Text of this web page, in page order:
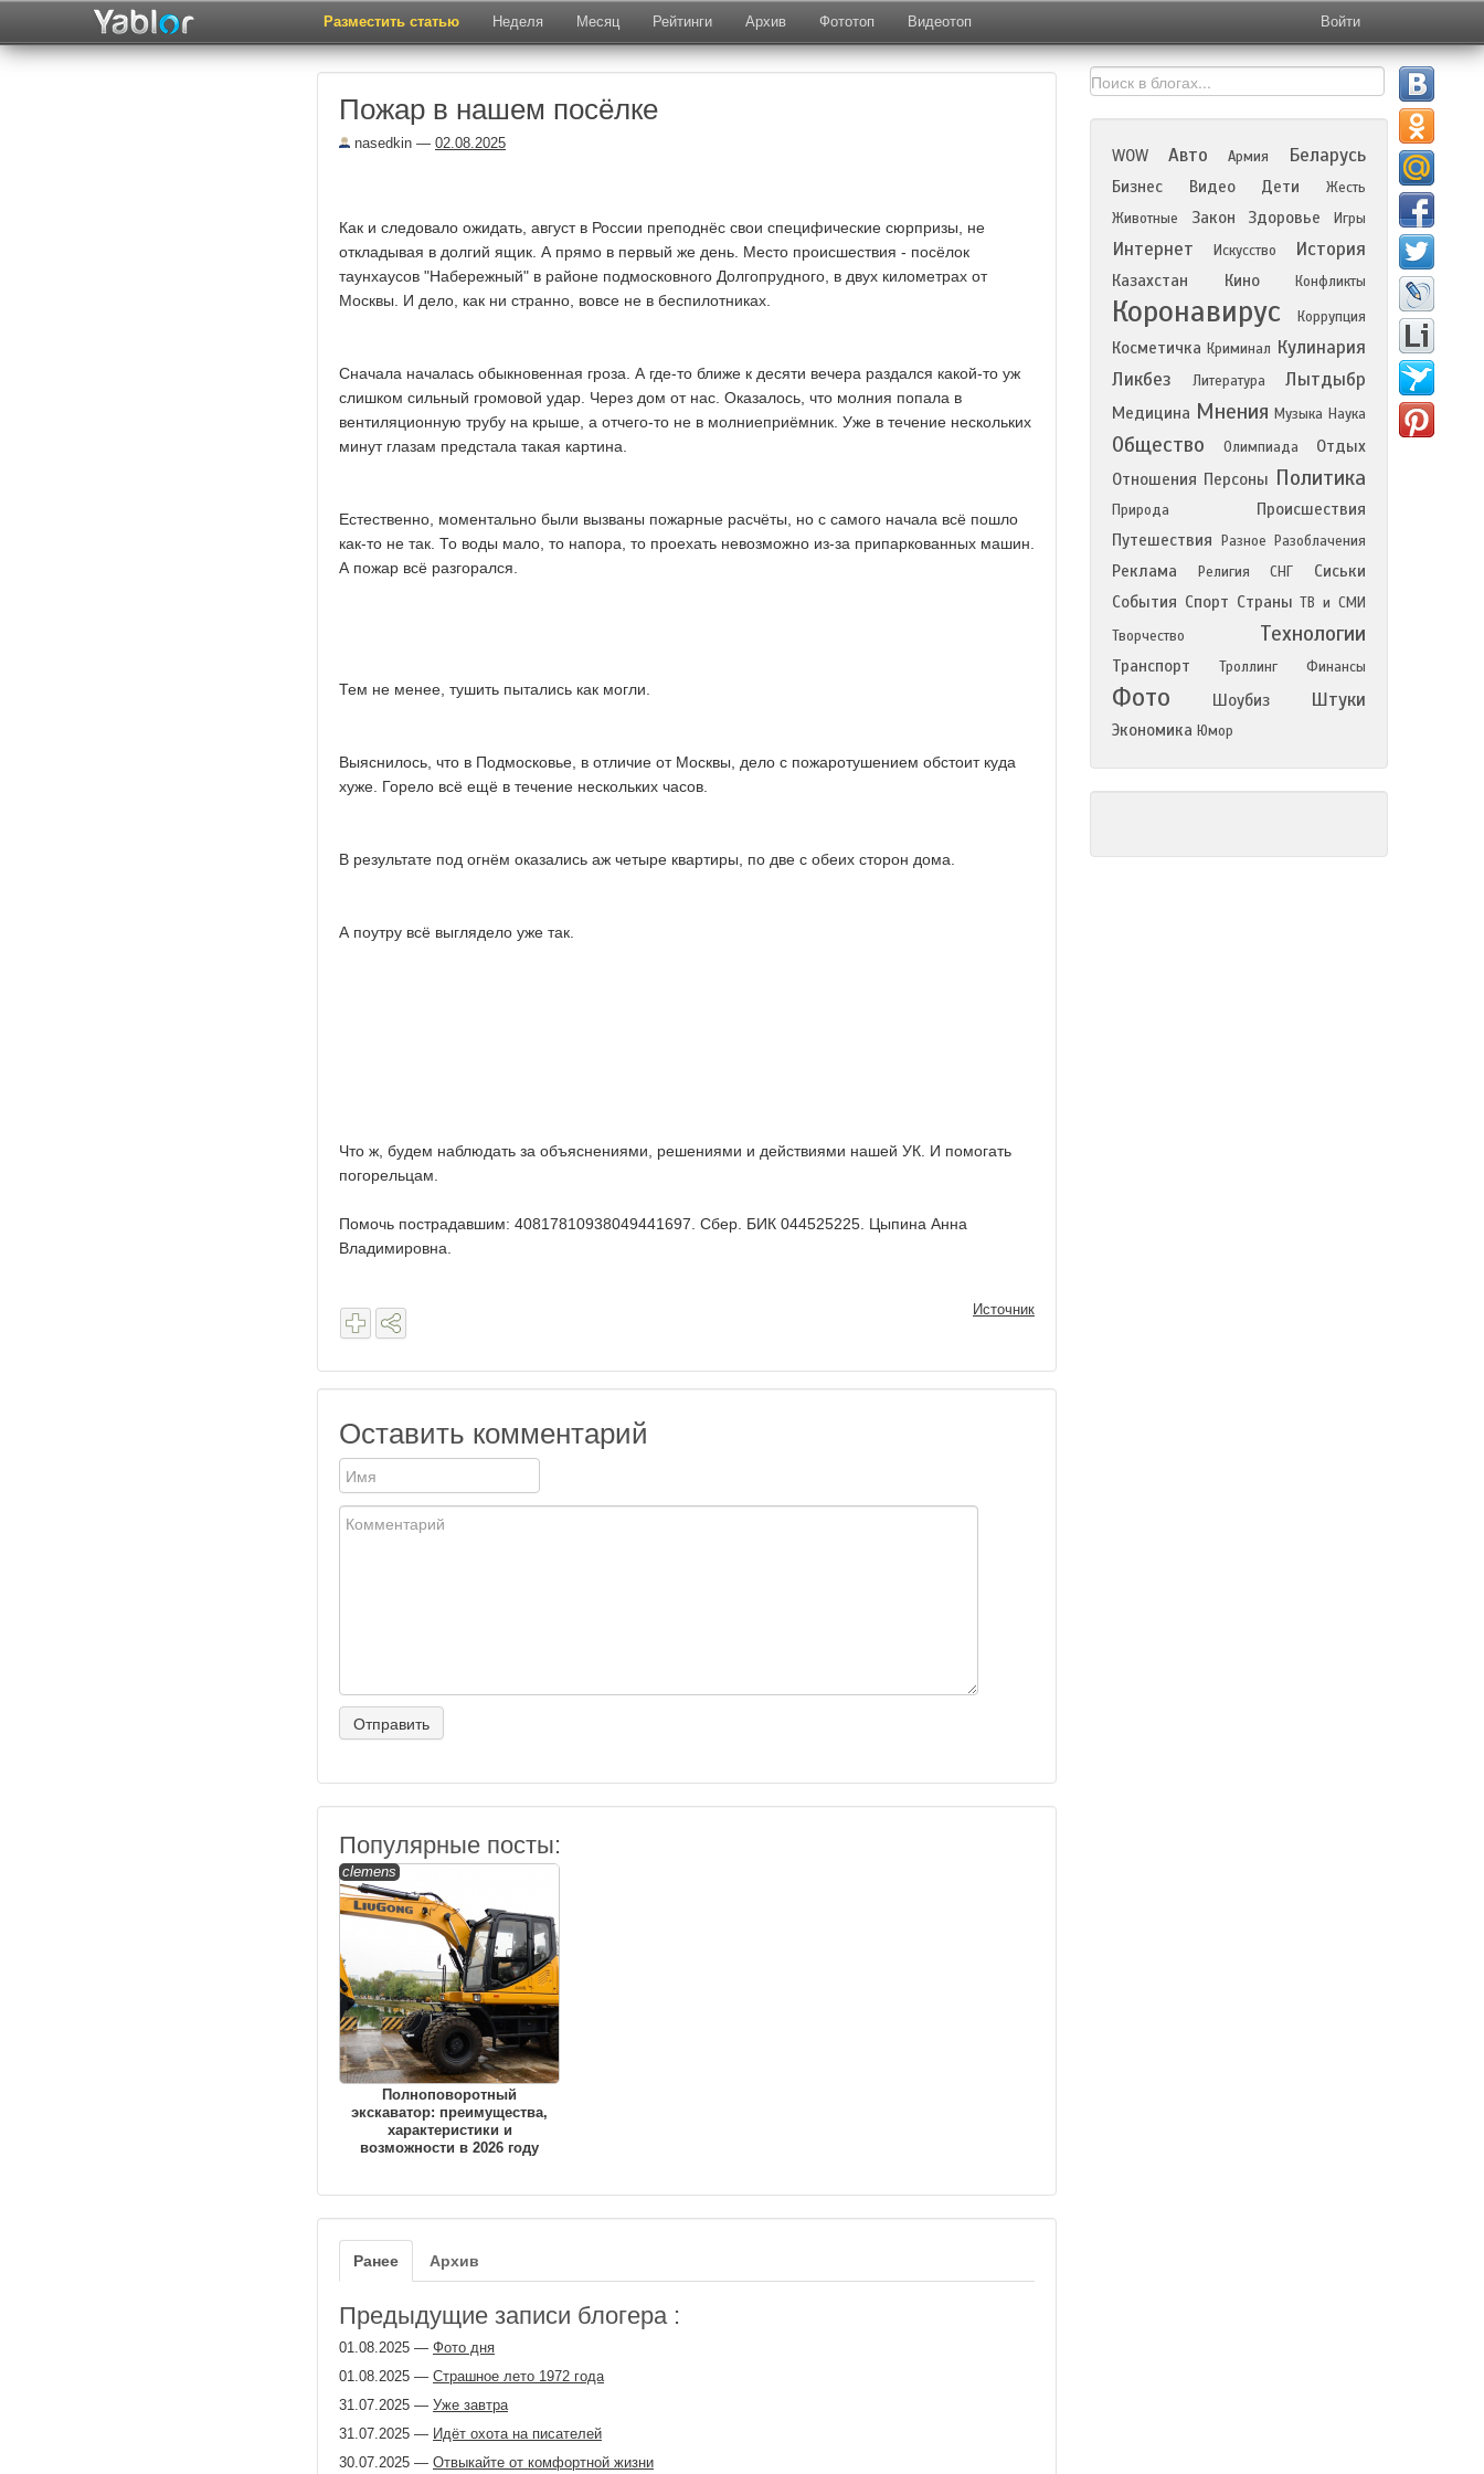
Разместить статью Неделя Месяц Рейтинги Архив Фототоп Видеотоп Войти
Пожар в нашем посёлке
nasedkin — 02.08.2025
Как и следовало ожидать, август в России преподнёс свои специфические сюрпризы, не
откладывая в долгий ящик. А прямо в первый же день. Место происшествия - посёлок
таунхаусов "Набережный" в районе подмосковного Долгопрудного, в двух километрах от
Москвы. И дело, как ни странно, вовсе не в беспилотниках.
Сначала началась обыкновенная гроза. А где-то ближе к десяти вечера раздался какой-то уж
слишком сильный громовой удар. Через дом от нас. Оказалось, что молния попала в
вентиляционную трубу на крыше, а отчего-то не в молниеприёмник. Уже в течение нескольких
минут глазам предстала такая картина.
Естественно, моментально были вызваны пожарные расчёты, но с самого начала всё пошло
как-то не так. То воды мало, то напора, то проехать невозможно из-за припаркованных машин.
А пожар всё разгорался.
Тем не менее, тушить пытались как могли.
Выяснилось, что в Подмосковье, в отличие от Москвы, дело с пожаротушением обстоит куда
хуже. Горело всё ещё в течение нескольких часов.
В результате под огнём оказались аж четыре квартиры, по две с обеих сторон дома.
А поутру всё выглядело уже так.
Что ж, будем наблюдать за объяснениями, решениями и действиями нашей УК. И помогать
погорельцам.
Помочь пострадавшим: 40817810938049441697. Сбер. БИК 044525225. Цыпина Анна
Владимировна.
Источник
Оставить комментарий
Популярные посты:
clemens
Полноповоротный
экскаватор: преимущества,
характеристики и
возможности в 2026 году
Ранее Архив
Предыдущие записи блогера :
01.08.2025 — Фото дня
01.08.2025 — Страшное лето 1972 года
31.07.2025 — Уже завтра
31.07.2025 — Идёт охота на писателей
30.07.2025 — Отвыкайте от комфортной жизни
WOW Авто Армия Беларусь
Бизнес Видео Дети
Жесть
Животные
Закон Здоровье Игры
Интернет Искусство История
Казахстан Кино Конфликты
Коронавирус Коррупция
Косметичка Криминал Кулинария
Ликбез
Литература Лытдыбр
Медицина Мнения Музыка Наука
Общество Олимпиада
Отдых
Отношения Персоны Политика
Природа
Происшествия
Путешествия
Разное Разоблачения
Реклама Религия СНГ
Сиськи
События Спорт Страны ТВ и СМИ
Творчество
Технологии
Транспорт Троллинг Финансы
Фото Шоубиз Штуки
Экономика Юмор